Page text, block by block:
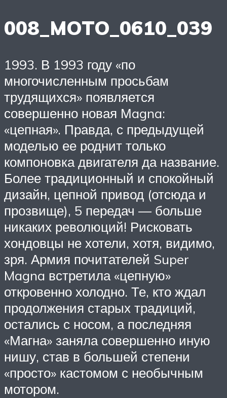
008_MOTO_0610_039
1993. В 1993 году «по
многочисленным просьбам
трудящихся» появляется
совершенно новая Мagna:
«цепная». Правда, с предыдущей
моделью ее роднит только
компоновка двигателя да название.
Более традиционный и спокойный
дизайн, цепной привод (отсюда и
прозвище), 5 передач — больше
никаких революций! Рисковать
хондовцы не хотели, хотя, видимо,
зря. Армия почитателей Super
Magna встретила «цепную»
откровенно холодно. Те, кто ждал
продолжения старых традиций,
остались с носом, а последняя
«Магна» заняла совершенно иную
нишу, став в большей степени
«просто» кастомом с необычным
мотором.